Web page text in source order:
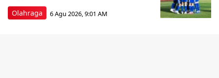
Olahraga 6 Agu 2026, 9:01 AM